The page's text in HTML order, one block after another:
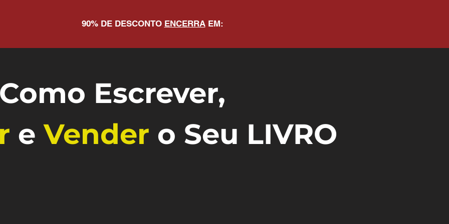
90% DE DESCONTO ENCERRAEM:
Escrever,
eVender o Seu LIVRO